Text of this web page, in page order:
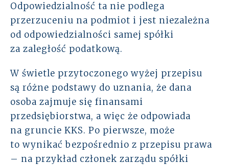
Odpowiedzialność ta nie podlega
przerzuceniu na podmiot i jest niezależna
od odpowiedzialności samej spółki
za zaległość podatkową.
W świetle przytoczonego wyżej przepisu
są różne podstawy do uznania, że dana
osoba zajmuje się finansami
przedsiębiorstwa, a więc że odpowiada
na gruncie KKS. Po pierwsze, może
to wynikać bezpośrednio z przepisu prawa
– na przykład członek zarządu spółki